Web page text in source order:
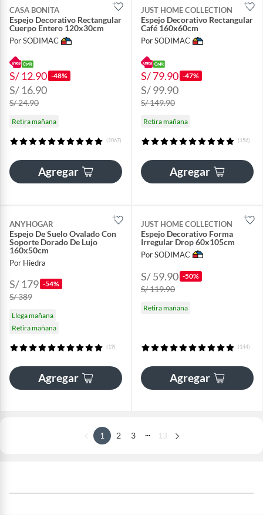
CASA BONITA
Espejo Decorativo Rectangular
Cuerpo Entero 120x30cm
Por SODIMAC
S/ 12.90 -48%
S/ 16.90
S/ 24.90
Retira mañana
(2067)
Agregar
JUST HOME COLLECTION
Espejo Decorativo Rectangular
Café 160x60cm
Por SODIMAC
S/ 79.90 -47%
S/ 99.90
S/ 149.90
Retira mañana
(156)
Agregar
ANYHOGAR
Espejo De Suelo Ovalado Con
Soporte Dorado De Lujo
160x50cm
Por Hiedra
S/ 179 -54%
S/ 389
Llega mañana
Retira mañana
(19)
Agregar
JUST HOME COLLECTION
Espejo Decorativo Forma
Irregular Drop 60x105cm
Por SODIMAC
S/ 59.90 -50%
S/ 119.90
Retira mañana
(144)
Agregar
1 2 3 ... 13